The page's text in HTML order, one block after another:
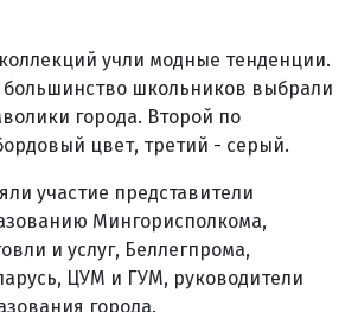
учли модные тенденции.
школьников выбрали
города. Второй по
цвет, третий - серый.
участие представители
Мингорисполкома,
и услуг, Беллегпрома,
ЦУМ и ГУМ, руководители
города.